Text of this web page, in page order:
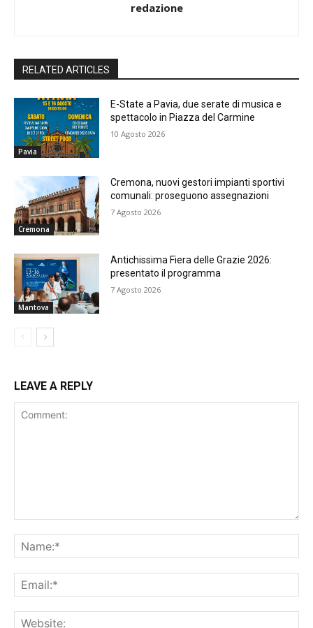
redazione
RELATED ARTICLES
Pavia
E-State a Pavia, due serate di musica e
spettacolo in Piazza del Carmine
10 Agosto 2026
Cremona
Cremona, nuovi gestori impianti sportivi
comunali: proseguono assegnazioni
7 Agosto 2026
Mantova
Antichissima Fiera delle Grazie 2026:
presentato il programma
7 Agosto 2026
LEAVE A REPLY